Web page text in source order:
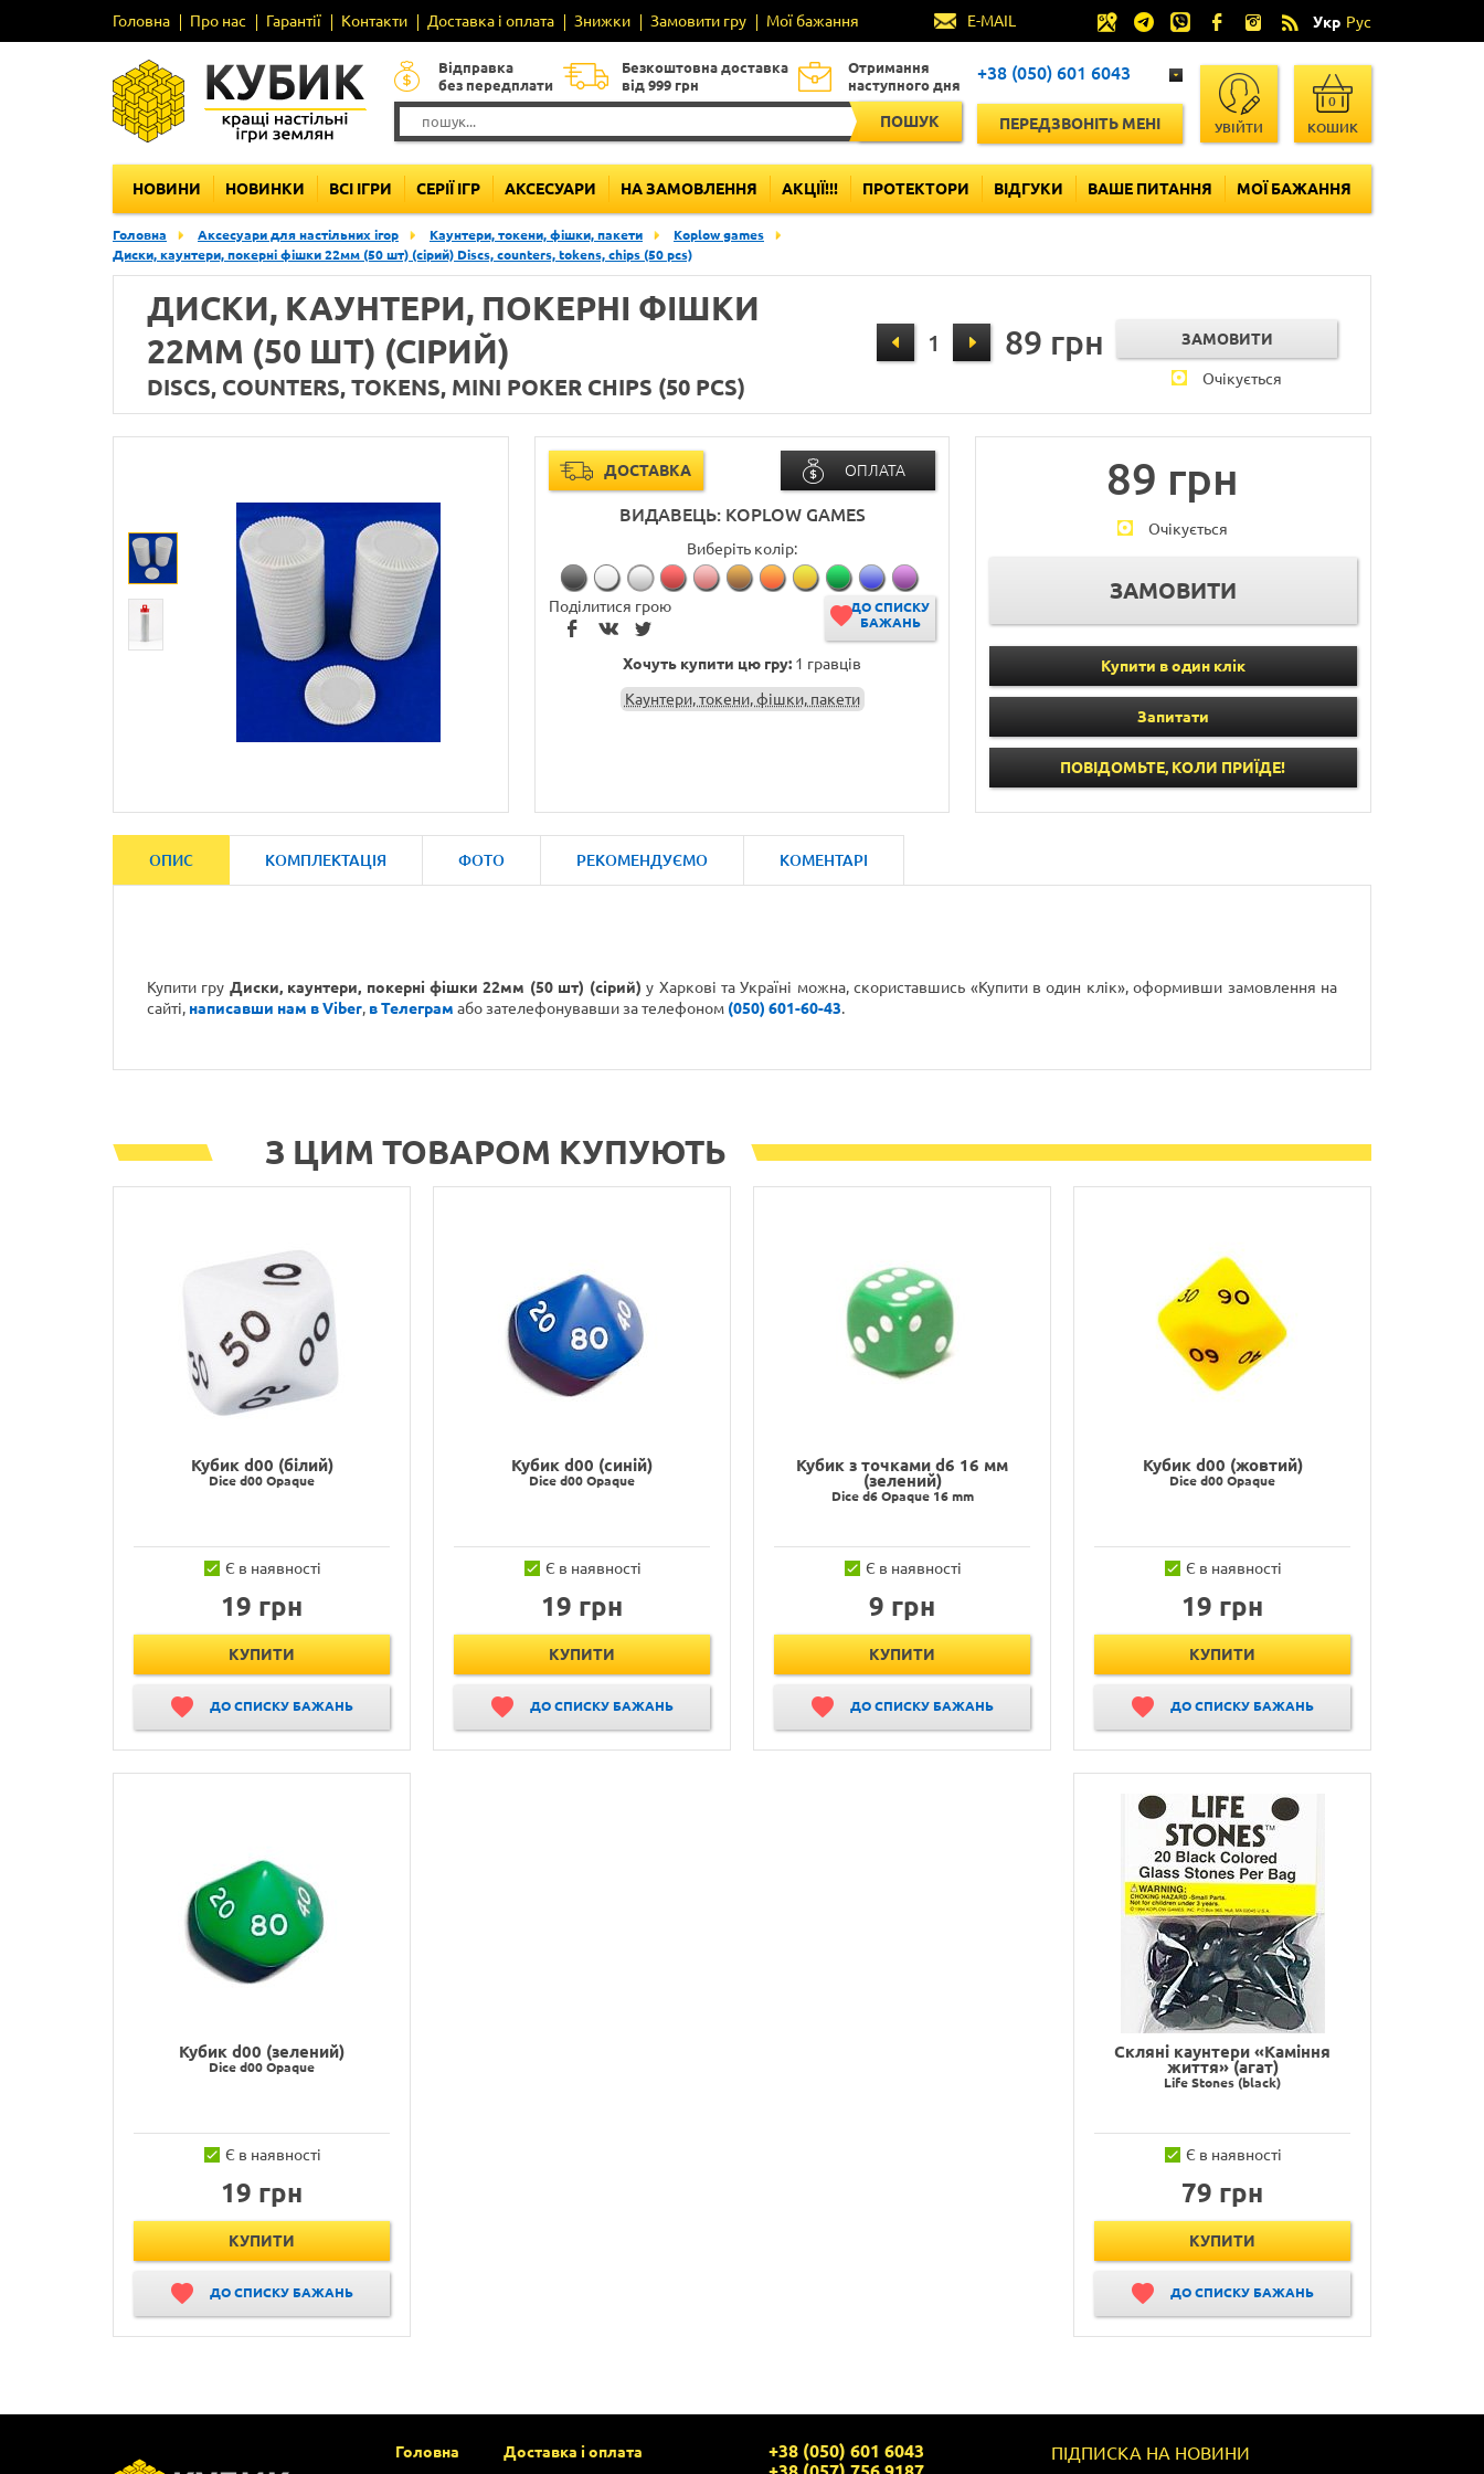
Головна Про нас Гарантії Контакти Доставка і оплата Знижки Замовити гру Мої бажання E-MAIL Укр Рус
Відправка
без передплати
Безкоштовна доставка
від 999 грн
Отримання
наступного дня
ПОШУК
+38 (050) 601 6043
ПЕРЕДЗВОНІТЬ МЕНІ УВІЙТИ КОШИК
0
НОВИНИ НОВИНКИ ВСІ ІГРИ СЕРІЇ ІГР АКСЕСУАРИ НА ЗАМОВЛЕННЯ АКЦІЇ!!! ПРОТЕКТОРИ ВІДГУКИ ВАШЕ ПИТАННЯ МОЇ БАЖАННЯ
Головна Аксесуари для настільних ігор Каунтери, токени, фішки, пакети
Koplow games
Диски, каунтери, покерні фішки 22мм (50 шт) (сірий) Discs, counters, tokens, chips (50 pcs)
ДИСКИ, КАУНТЕРИ, ПОКЕРНІ ФІШКИ
22ММ (50 ШТ) (СІРИЙ)
DISCS, COUNTERS, TOKENS, MINI POKER CHIPS (50 PCS)
89 грн
Очікується
ДОСТАВКА ОПЛАТА
ВИДАВЕЦЬ: KOPLOW GAMES
Виберіть колір:
Поділитися грою
ДО СПИСКУ
БАЖАНЬ
Хочуть купити цю гру: 1 гравців
Каунтери, токени, фішки, пакети
89 грн
Очікується
Купити в один клік
Запитати
ПОВІДОМЬТЕ, КОЛИ ПРИЇДЕ!
ОПИС КОМПЛЕКТАЦІЯ ФОТО РЕКОМЕНДУЄМО КОМЕНТАРІ
Купити гру Диски, каунтери, покерні фішки 22мм (50 шт) (сірий) у Харкові та Україні можна, скориставшись «Купити в один клік», оформивши замовлення на
сайті, написавши нам в Viber, в Телеграм або зателефонувавши за телефоном (050) 601-60-43.
З ЦИМ ТОВАРОМ КУПУЮТЬ
Кубик d00 (білий)
Dice d00 Opaque
Є в наявності
19 грн
КУПИТИ
ДО СПИСКУ БАЖАНЬ
Кубик d00 (синій)
Dice d00 Opaque
Є в наявності
19 грн
КУПИТИ
ДО СПИСКУ БАЖАНЬ
Кубик з точками d6 16 мм
(зелений)
Dice d6 Opaque 16 mm
Є в наявності
9 грн
КУПИТИ
ДО СПИСКУ БАЖАНЬ
Кубик d00 (жовтий)
Dice d00 Opaque
Є в наявності
19 грн
КУПИТИ
ДО СПИСКУ БАЖАНЬ
Кубик d00 (зелений)
Dice d00 Opaque
Є в наявності
19 грн
КУПИТИ
ДО СПИСКУ БАЖАНЬ
Скляні каунтери «Каміння
життя» (агат)
Life Stones (black)
Є в наявності
79 грн
КУПИТИ
ДО СПИСКУ БАЖАНЬ
Головна Доставка і оплата
+38 (050) 601 6043
ПІДПИСКА НА НОВИНИ